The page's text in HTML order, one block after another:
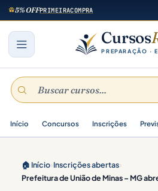
5% OFFPRIMEIRACOMPRA
Cursos
PREPARAÇÃO ·
Início Concursos Inscrições
🏠 Início›Inscrições abertas›
Prefeitura de União de Minas – MG